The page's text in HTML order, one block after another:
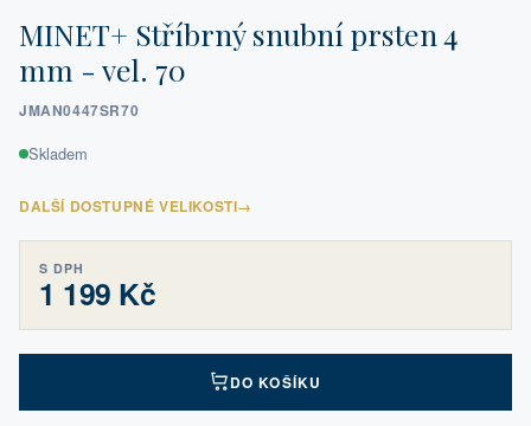
MINET+ Stříbrný snubní prsten 4
mm - vel. 70
JMAN0447SR70
Skladem
DALŠÍ DOSTUPNÉ VELIKOSTI→
S DPH
1 199 Kč
DO KOŠÍKU